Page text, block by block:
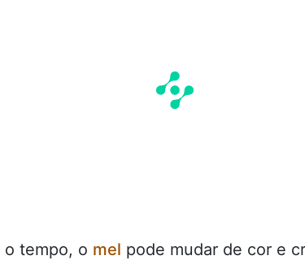
o tempo, o mel pode mudar de cor e